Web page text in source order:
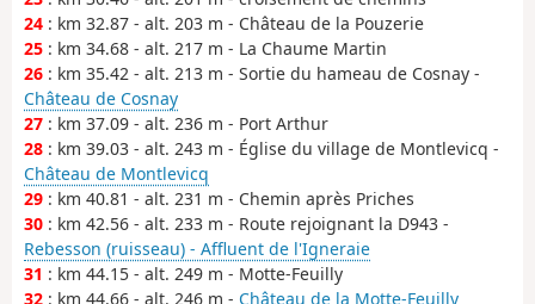
24 : km 32.87 - alt. 203 m - Château de la Pouzerie
25 : km 34.68 - alt. 217 m - La Chaume Martin
26 : km 35.42 - alt. 213 m - Sortie du hameau de Cosnay -
Château de Cosnay
27 : km 37.09 - alt. 236 m - Port Arthur
28 : km 39.03 - alt. 243 m - Église du village de Montlevicq -
Château de Montlevicq
29 : km 40.81 - alt. 231 m - Chemin après Priches
30 : km 42.56 - alt. 233 m - Route rejoignant la D943 -
Rebesson (ruisseau) - Affluent de l'Igneraie
31 : km 44.15 - alt. 249 m - Motte-Feuilly
32 : km 44.66 - alt. 246 m - Château de la Motte-Feuilly